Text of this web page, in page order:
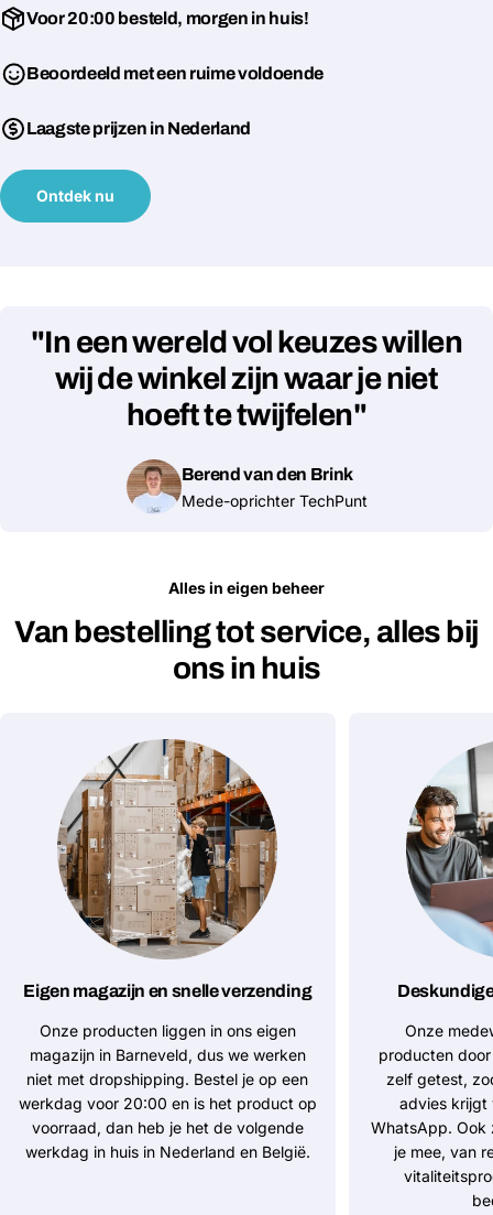
Voor 20:00 besteld, morgen in huis!
Beoordeeld met een ruime voldoende
Laagste prijzen in Nederland
Ontdek nu
"In een wereld vol keuzes willen
wij de winkel zijn waar je niet
hoeft te twijfelen"
Berend van den Brink
Mede-oprichter TechPunt
Alles in eigen beheer
Van bestelling tot service, alles bij
ons in huis
Eigen magazijn en snelle verzending
Onze producten liggen in ons eigen
magazijn in Barneveld, dus we werken
niet met dropshipping. Bestel je op een
werkdag voor 20:00 en is het product op
voorraad, dan heb je het de volgende
werkdag in huis in Nederland en België.
Onze
producten
zelf getest,
advies krijgt
WhatsApp. Ook
je mee, van